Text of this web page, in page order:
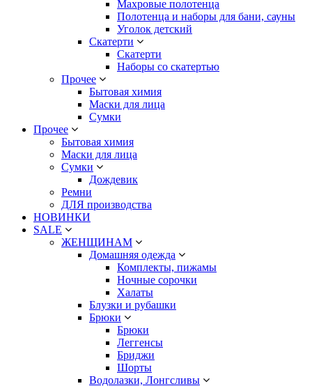
Махровые полотенца
Полотенца и наборы для бани, сауны
Уголок детский
Скатерти
Скатерти
Наборы со скатертью
Прочее
Бытовая химия
Маски для лица
Сумки
Прочее
Бытовая химия
Маски для лица
Сумки
Дождевик
Ремни
ДЛЯ производства
НОВИНКИ
SALE
ЖЕНЩИНАМ
Домашняя одежда
Комплекты, пижамы
Ночные сорочки
Халаты
Блузки и рубашки
Брюки
Брюки
Леггенсы
Бриджи
Шорты
Водолазки, Лонгсливы